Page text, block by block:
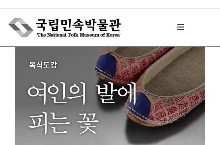
Skip
content
Toggle
박물관에서는
민속이야기